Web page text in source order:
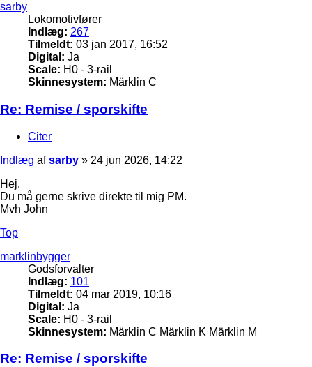
sarby
Lokomotivfører
Indlæg: 267
Tilmeldt: 03 jan 2017, 16:52
Digital: Ja
Scale: H0 - 3-rail
Skinnesystem: Märklin C
Re: Remise / sporskifte
Citer
Indlæg afsarby » 24 jun 2026, 14:22
Hej.
Du må gerne skrive direkte til mig PM.
Mvh John
Top
marklinbygger
Godsforvalter
Indlæg: 101
Tilmeldt: 04 mar 2019, 10:16
Digital: Ja
Scale: H0 - 3-rail
Skinnesystem: Märklin C Märklin K Märklin M
Re: Remise / sporskifte